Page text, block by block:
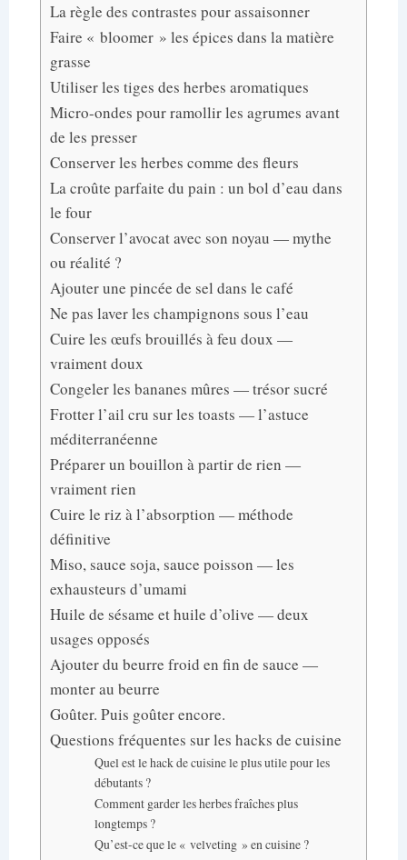
La règle des contrastes pour assaisonner
Faire « bloomer » les épices dans la matière
grasse
Utiliser les tiges des herbes aromatiques
Micro-ondes pour ramollir les agrumes avant
de les presser
Conserver les herbes comme des fleurs
La croûte parfaite du pain : un bol d’eau dans
le four
Conserver l’avocat avec son noyau — mythe
ou réalité ?
Ajouter une pincée de sel dans le café
Ne pas laver les champignons sous l’eau
Cuire les œufs brouillés à feu doux —
vraiment doux
Congeler les bananes mûres — trésor sucré
Frotter l’ail cru sur les toasts — l’astuce
méditerranéenne
Préparer un bouillon à partir de rien —
vraiment rien
Cuire le riz à l’absorption — méthode
définitive
Miso, sauce soja, sauce poisson — les
exhausteurs d’umami
Huile de sésame et huile d’olive — deux
usages opposés
Ajouter du beurre froid en fin de sauce —
monter au beurre
Goûter. Puis goûter encore.
Questions fréquentes sur les hacks de cuisine
Quel est le hack de cuisine le plus utile pour les
débutants ?
Comment garder les herbes fraîches plus
longtemps ?
Qu’est-ce que le « velveting » en cuisine ?